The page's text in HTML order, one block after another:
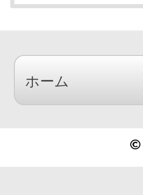
ホーム